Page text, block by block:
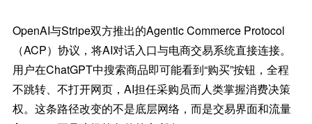
OpenAI与Stripe双方推出的Agentic Commerce Protocol
（ACP）协议，将AI对话入口与电商交易系统直接连接。
用户在ChatGPT中搜索商品即可能看到“购买”按钮，全程
不跳转、不打开网页，AI担任采购员而人类掌握消费决策
权。这条路径改变的不是底层网络，而是交易界面和流量